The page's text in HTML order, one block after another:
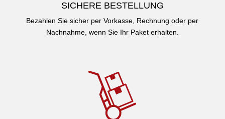
SICHERE BESTELLUNG
Bezahlen Sie sicher per Vorkasse, Rechnung oder per
Nachnahme, wenn Sie Ihr Paket erhalten.